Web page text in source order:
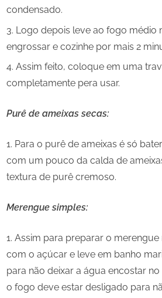
condensado.
Logo depois leve ao fogo médio
engrossar e cozinhe por mais 2
Assim feito, coloque em uma
completamente pera usar.
Purê de ameixas secas:
Para o purê de ameixas é só
com um pouco da calda de
textura de purê cremoso.
Merengue simples:
Assim para preparar o merengue
com o açúcar e leve em banho
para não deixar a água encostar
o fogo deve estar desligado para